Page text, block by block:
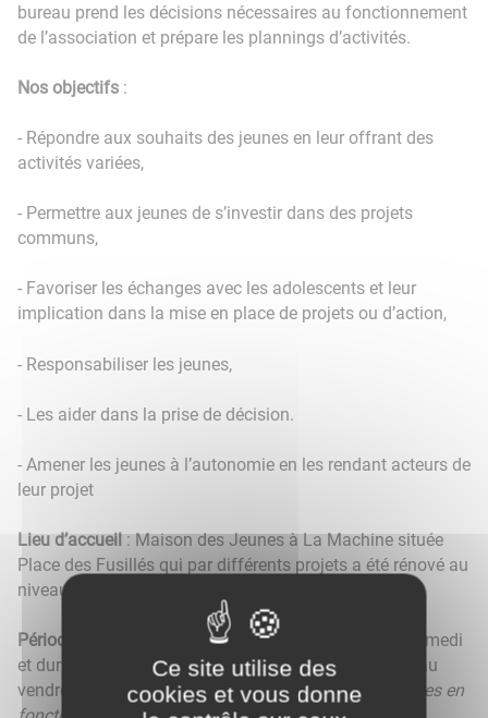
bureau prend les décisions nécessaires au fonctionnement
de l’association et prépare les plannings d’activités.
Nos objectifs :
- Répondre aux souhaits des jeunes en leur offrant des
activités variées,
- Permettre aux jeunes de s’investir dans des projets
communs,
- Favoriser les échanges avec les adolescents et leur
implication dans la mise en place de projets ou d’action,
- Responsabiliser les jeunes,
- Les aider dans la prise de décision.
- Amener les jeunes à l’autonomie en les rendant acteurs de
leur projet
Lieu d’accueil: Maison des Jeunes à La Machine située
Place des Fusillés qui par différents projets a été rénové au
niveau extérieur comme intérieur
Période d’accueil
: tous les après-midi du mardi au samedi
et durant la période des vacances scolaires du lundi au
vendredi.
(Les horaires d’ouverture peuvent être élargies en
Ce site utilise des
cookies et vous donne